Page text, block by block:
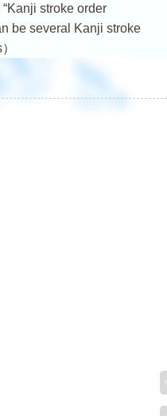
stroke order
be several Kanji stroke
↑